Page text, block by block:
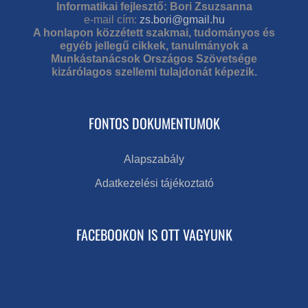
Informatikai fejlesztő: Bori Zsuzsanna
e-mail cím: zs.bori@gmail.hu
A honlapon közzétett szakmai, tudományos és
egyéb jellegű cikkek, tanulmányok a
Munkástanácsok Országos Szövetsége
kizárólagos szellemi tulajdonát képezik.
FONTOS DOKUMENTUMOK
Alapszabály
Adatkezelési tájékoztató
FACEBOOKON IS OTT VAGYUNK